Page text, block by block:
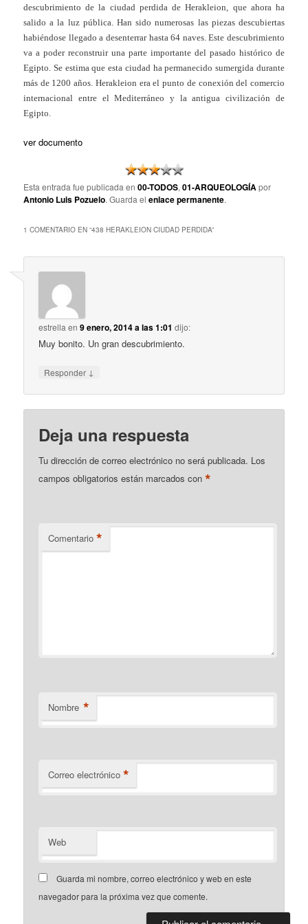
descubrimiento de la ciudad perdida de Herakleion, que ahora ha
salido a la luz pública. Han sido numerosas las piezas descubiertas
habiéndose llegado a desenterrar hasta 64 naves. Este descubrimiento
va a poder reconstruir una parte importante del pasado histórico de
Egipto. Se estima que esta ciudad ha permanecido sumergida durante
más de 1200 años. Herakleion era el punto de conexión del comercio
internacional entre el Mediterráneo y la antigua civilización de
Egipto.
ver documento
Esta entrada fue publicada en00-TODOS,01-ARQUEOLOGÍApor
Antonio Luis Pozuelo. Guarda elenlace permanente.
1 COMENTARIO EN “438 HERAKLEION CIUDAD PERDIDA”
estrella en9 enero, 2014 a las 1:01 dijo:
Muy bonito. Un gran descubrimiento.
Responder ↓
Deja una respuesta
Tu dirección de correo electrónico no será publicada. Los
campos obligatorios están marcados con*
Comentario *
Nombre *
Correo electrónico *
Web
Guarda mi nombre, correo electrónico y web en este
navegador para la próxima vez que comente.